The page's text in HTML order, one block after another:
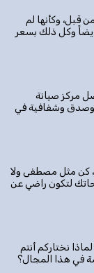
وكأنها لم
أيضاً وكل ذلك بسعر
مركز صيانة
وصدق وشفافية في
كن مثل مصطفى ولا
لتكون راضي عن
نختاركم أنتم
في هذا المجال؟